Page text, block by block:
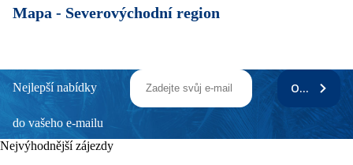
Mapa - Severovýchodní region
Nejlepší nabídky
do vašeho e-mailu
ODEBÍRAT
Nejvýhodnější zájezdy